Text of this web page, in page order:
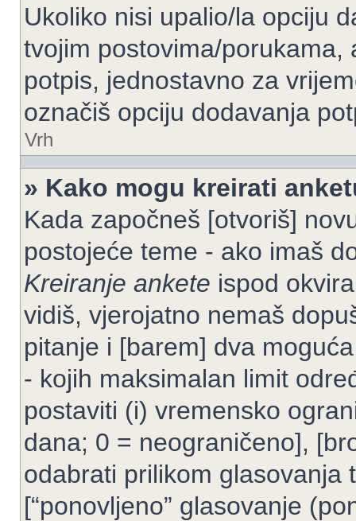
Ukoliko nisi upalio/la opciju
tvojim postovima/
potpis, jednostavno za
označiš opciju dodavanja
Vrh
» Kako mogu kreirati
Kada započneš [otvoriš]
postojeće teme - ako imaš
Kreiranje ankete ispod
vidiš, vjerojatno nemaš
pitanje i [barem] dva
- kojih maksimalan limit
postaviti (i) vremensko
dana; 0 = neograničeno],
odabrati prilikom glasovanja
[“ponovljeno” glasovanje